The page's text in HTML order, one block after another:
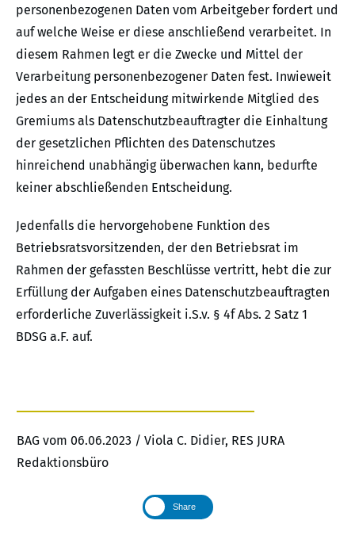
personenbezogenen Daten vom Arbeitgeber fordert und
auf welche Weise er diese anschließend verarbeitet. In
diesem Rahmen legt er die Zwecke und Mittel der
Verarbeitung personenbezogener Daten fest. Inwieweit
jedes an der Entscheidung mitwirkende Mitglied des
Gremiums als Datenschutzbeauftragter die Einhaltung
der gesetzlichen Pflichten des Datenschutzes
hinreichend unabhängig überwachen kann, bedurfte
keiner abschließenden Entscheidung.
Jedenfalls die hervorgehobene Funktion des
Betriebsratsvorsitzenden, der den Betriebsrat im
Rahmen der gefassten Beschlüsse vertritt, hebt die zur
Erfüllung der Aufgaben eines Datenschutzbeauftragten
erforderliche Zuverlässigkeit i.S.v. § 4f Abs. 2 Satz 1
BDSG a.F. auf.
BAG vom 06.06.2023 / Viola C. Didier, RES JURA
Redaktionsbüro
Share